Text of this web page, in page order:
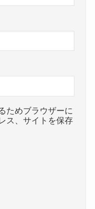
ためブラウザーに
ス、サイトを保存